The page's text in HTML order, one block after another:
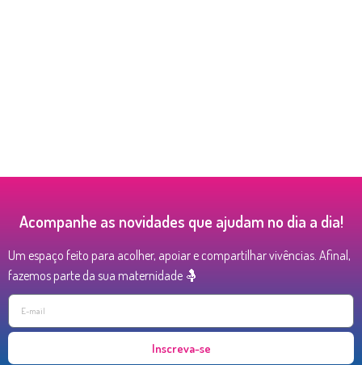
Acompanhe as novidades que ajudam no dia a dia!
Um espaço feito para acolher, apoiar e compartilhar vivências. Afinal,
fazemos parte da sua maternidade 🤱
Inscreva-se